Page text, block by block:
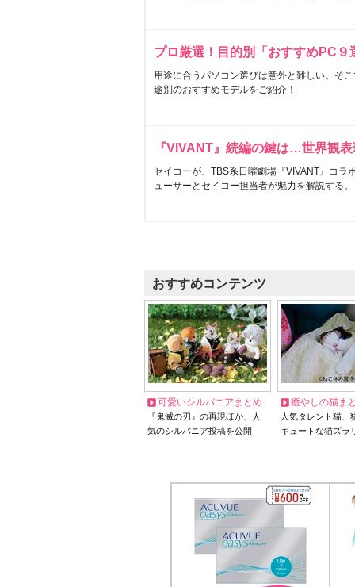
プロ厳選！目的別「おすすめPC９
用途に合うパソコン選びは意外と難しい。そ
途別のおすすめモデルをご紹介！
『VIVANT』続編の鍵は…世界観
セイコーが、TBS系日曜劇場『VIVANT』コラ
ューサーとセイコー担当者が魅力を解説する。
おすすめコンテンツ
可愛いシルバニアまとめ
『鬼滅の刃』の再現ほか、人
気のシルバニア投稿を公開
癒やしの猫ま
人気タレント猫
キュートな猫ズラ